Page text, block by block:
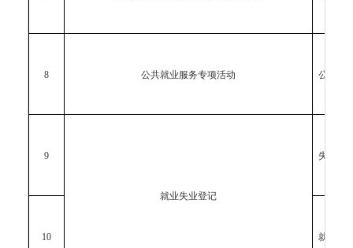
8 公共就业服务专项活动 公共就
9
就业失业登记
失业登
10 就业登